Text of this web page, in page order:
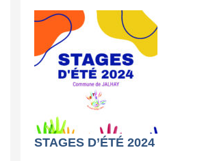
STAGES D’ÉTÉ 2024